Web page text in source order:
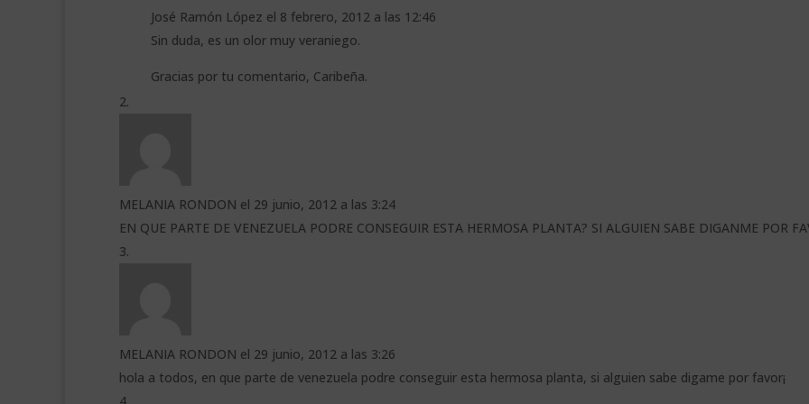
José Ramón López el 8 febrero, 2012 a las 12:46
Sin duda, es un olor muy veraniego.
Gracias por tu comentario, Caribeña.
MELANIA RONDON el 29 junio, 2012 a las 3:24
EN QUE PARTE DE VENEZUELA PODRE CONSEGUIR ESTA HERMOSA PLANTA? SI ALGUIEN SABE DIGANME POR
MELANIA RONDON el 29 junio, 2012 a las 3:26
hola a todos, en que parte de venezuela podre conseguir esta hermosa planta, si alguien sabe digame por favor¡